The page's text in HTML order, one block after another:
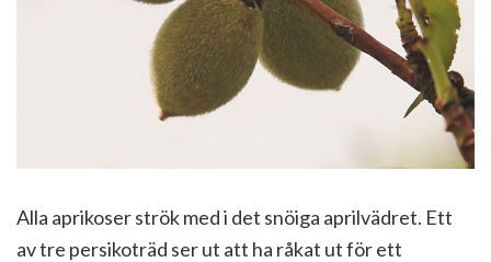
Alla aprikoser strök med i det snöiga aprilvädret. Ett
av tre persikoträd ser ut att ha råkat ut för ett